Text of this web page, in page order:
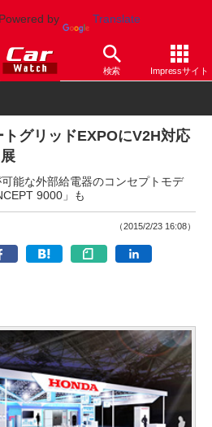
by Translate
検索 Impressサイト
フィット
グリッドEXPOにV2H対応
能な外部給電器のコンセプトモデ
9000」も
（2015/2/23 16:08）